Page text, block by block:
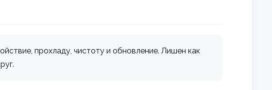
прохладу, чистоту и обновление. Лишен как